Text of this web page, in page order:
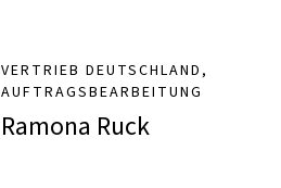
VERTRIEB DEUTSCHLAND,
AUFTRAGSBEARBEITUNG
Ramona Ruck